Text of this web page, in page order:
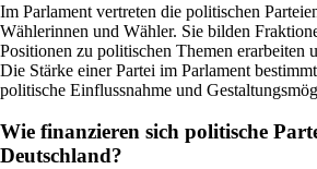
Im Parlament vertreten die politischen
Wählerinnen und Wähler. Sie bilden
Positionen zu politischen Themen erarbeiten
Die Stärke einer Partei im Parlament
politische Einflussnahme und
Wie finanzieren sich politische
Deutschland?